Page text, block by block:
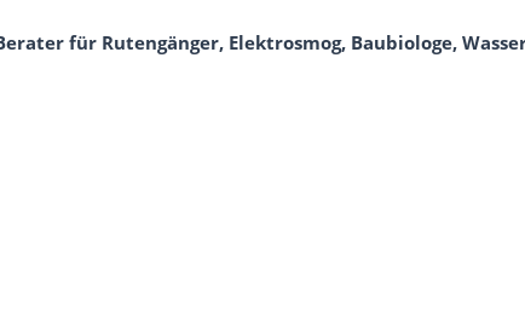
für Rutengänger, Elektrosmog, Baubiologe,